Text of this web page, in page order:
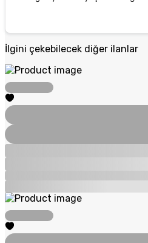
İlgini çekebilecek diğer ilanlar